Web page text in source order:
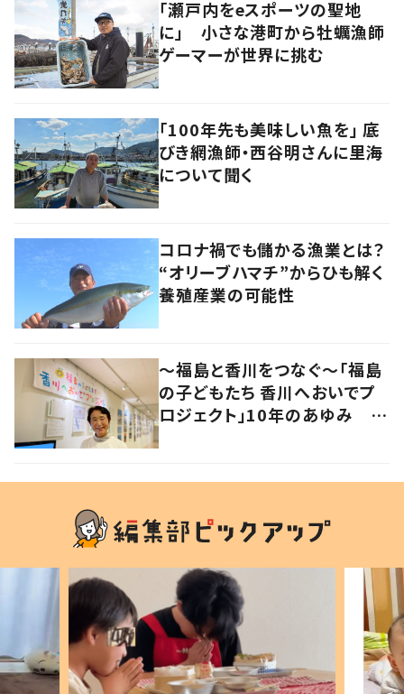
「瀬戸内をeスポーツの聖地
に」 小さな港町から牡蠣漁師
ゲーマーが世界に挑む
「100年先も美味しい魚を」 底
びき網漁師・西谷明さんに里海
について聞く
コロナ禍でも儲かる漁業とは？
“オリーブハマチ”からひも解く
養殖産業の可能性
～福島と香川をつなぐ～「福島
の子どもたち 香川へおいでプ
ロジェクト」10年のあゆみ #